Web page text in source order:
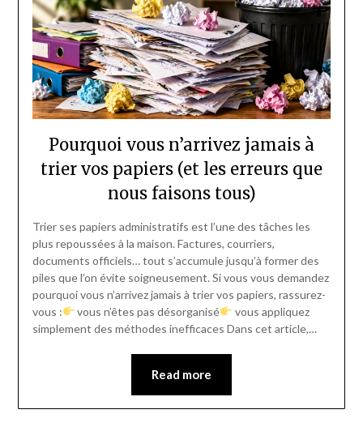
Pourquoi vous n’arrivez jamais à
trier vos papiers (et les erreurs que
nous faisons tous)
Trier ses papiers administratifs est l’une des tâches les
plus repoussées à la maison. Factures, courriers,
documents officiels… tout s’accumule jusqu’à former des
piles que l’on évite soigneusement. Si vous vous demandez
pourquoi vous n’arrivez jamais à trier vos papiers, rassurez-
vous :
vous n’êtes pas désorganisé
vous appliquez
simplement des méthodes inefficaces Dans cet article,…
Read more